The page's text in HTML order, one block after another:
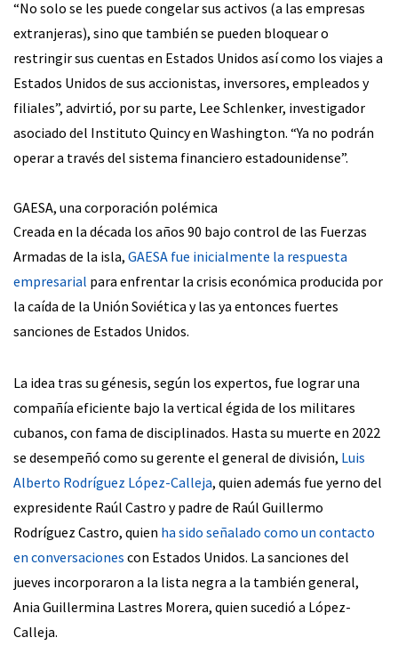
“No solo se les puede congelar sus activos (a las empresas
extranjeras), sino que también se pueden bloquear o
restringir sus cuentas en Estados Unidos así como los viajes a
Estados Unidos de sus accionistas, inversores, empleados y
filiales”, advirtió, por su parte, Lee Schlenker, investigador
asociado del Instituto Quincy en Washington. “Ya no podrán
operar a través del sistema financiero estadounidense”.
GAESA, una corporación polémica
Creada en la década los años 90 bajo control de las Fuerzas
Armadas de la isla, GAESA fue inicialmente la respuesta
empresarial para enfrentar la crisis económica producida por
la caída de la Unión Soviética y las ya entonces fuertes
sanciones de Estados Unidos.
La idea tras su génesis, según los expertos, fue lograr una
compañía eficiente bajo la vertical égida de los militares
cubanos, con fama de disciplinados. Hasta su muerte en 2022
se desempeñó como su gerente el general de división, Luis
Alberto Rodríguez López-Calleja, quien además fue yerno del
expresidente Raúl Castro y padre de Raúl Guillermo
Rodríguez Castro, quien ha sido señalado como un contacto
en conversaciones con Estados Unidos. La sanciones del
jueves incorporaron a la lista negra a la también general,
Ania Guillermina Lastres Morera, quien sucedió a López-
Calleja.